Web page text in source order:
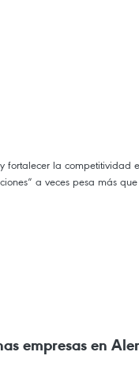
la
a veces pesa más
empresas en